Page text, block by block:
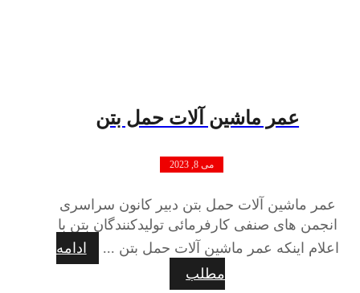
عمر ماشین آلات حمل بتن
می 8, 2023
عمر ماشین آلات حمل بتن دبیر کانون سراسری
انجمن های صنفی کارفرمائی تولیدکنندگان بتن با
اعلام اینکه عمر ماشین آلات حمل بتن ...
ادامه
مطلب